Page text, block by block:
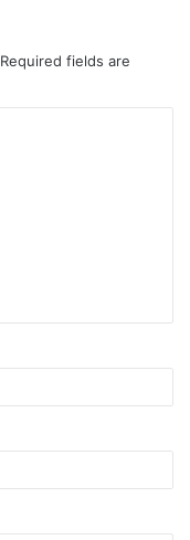
Required fields are